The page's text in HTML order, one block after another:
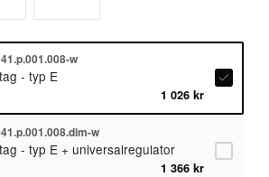
w
- typ E
1 026 kr
w
- typ E + universalregulator
1 366 kr